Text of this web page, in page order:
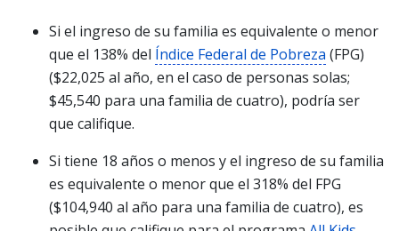
Si el ingreso de su familia es equivalente o menor
que el 138% del Índice Federal de Pobreza (FPG)
($22,025 al año, en el caso de personas solas;
$45,540 para una familia de cuatro), podría ser
que califique.
Si tiene 18 años o menos y el ingreso de su familia
es equivalente o menor que el 318% del FPG
($104,940 al año para una familia de cuatro), es